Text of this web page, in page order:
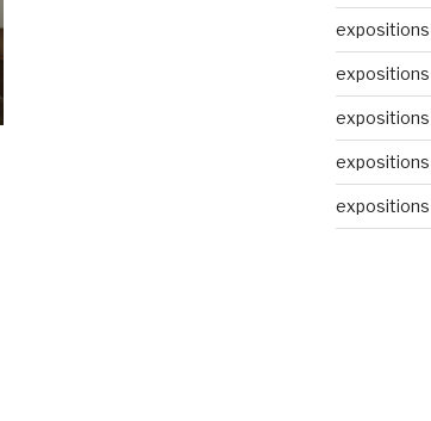
expositions